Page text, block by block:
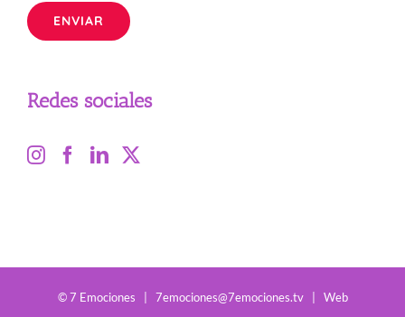
Redes sociales
© 7 Emociones | 7emociones@7emociones.tv| Web